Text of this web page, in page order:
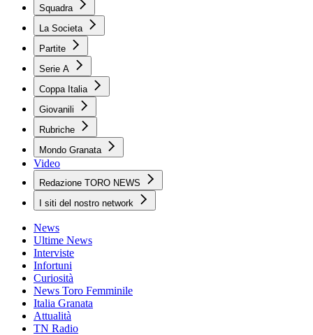
Squadra
La Societa
Partite
Serie A
Coppa Italia
Giovanili
Rubriche
Mondo Granata
Video
Redazione TORO NEWS
I siti del nostro network
News
Ultime News
Interviste
Infortuni
Curiosità
News Toro Femminile
Italia Granata
Attualità
TN Radio